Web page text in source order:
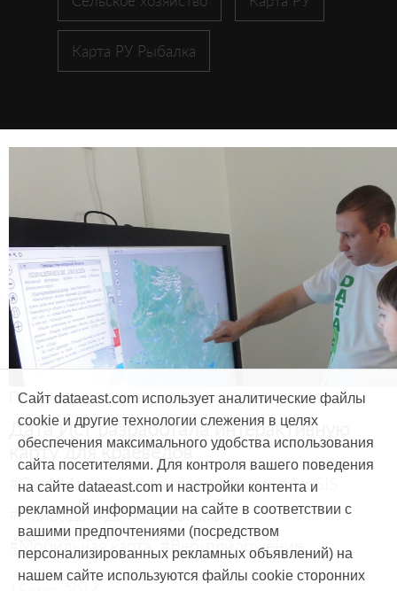
Карта РУ Рыбалка
Продукты и услуги
Дата Ист разработала интерактивную
карту для краеведов
#CarryMap #Интерактивная карта #ArcGIS
#Природа #Дети #География
#Мобильная карта #Веб-приложение
Сайт dataeast.com использует аналитические файлы
cookie и другие технологии слежения в целях
обеспечения максимального удобства использования
сайта посетителями. Для контроля вашего поведения
на сайте dataeast.com и настройки контента и
рекламной информации на сайте в соответствии с
вашими предпочтениями (посредством
персонализированных рекламных объявлений) на
нашем сайте используются файлы cookie сторонних